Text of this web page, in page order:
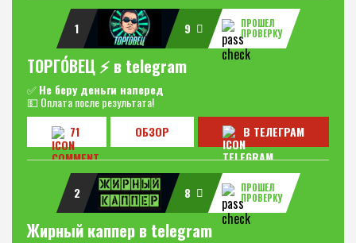
1 9
ПРОШЕЛ
ПРОВЕРКУ
ТОРГО́ВЕЦ ⚡️ в telegram
✅Не беру деньги наперед
💵 Оплата после результата!
71
ОБЗОР В ТЕЛЕГРАМ
2 8
ПРОШЕЛ
ПРОВЕРКУ
Жирный каппер в telegram